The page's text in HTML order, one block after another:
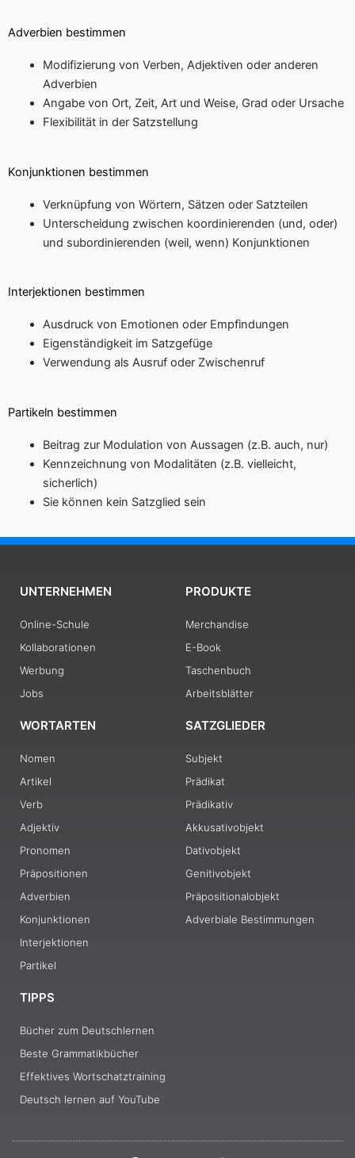
Adverbien bestimmen
Modifizierung von Verben, Adjektiven oder anderen
Adverbien
Angabe von Ort, Zeit, Art und Weise, Grad oder Ursache
Flexibilität in der Satzstellung
Konjunktionen bestimmen
Verknüpfung von Wörtern, Sätzen oder Satzteilen
Unterscheidung zwischen koordinierenden (und, oder)
und subordinierenden (weil, wenn) Konjunktionen
Interjektionen bestimmen
Ausdruck von Emotionen oder Empfindungen
Eigenständigkeit im Satzgefüge
Verwendung als Ausruf oder Zwischenruf
Partikeln bestimmen
Beitrag zur Modulation von Aussagen (z.B. auch, nur)
Kennzeichnung von Modalitäten (z.B. vielleicht,
sicherlich)
Sie können kein Satzglied sein
UNTERNEHMEN
Online-Schule
Kollaborationen
Werbung
Jobs
PRODUKTE
Merchandise
E-Book
Taschenbuch
Arbeitsblätter
WORTARTEN
Nomen
Artikel
Verb
Adjektiv
Pronomen
Präpositionen
Adverbien
Konjunktionen
Interjektionen
Partikel
SATZGLIEDER
Subjekt
Prädikat
Prädikativ
Akkusativobjekt
Dativobjekt
Genitivobjekt
Präpositionalobjekt
Adverbiale Bestimmungen
TIPPS
Bücher zum Deutschlernen
Beste Grammatikbücher
Effektives Wortschatztraining
Deutsch lernen auf YouTube